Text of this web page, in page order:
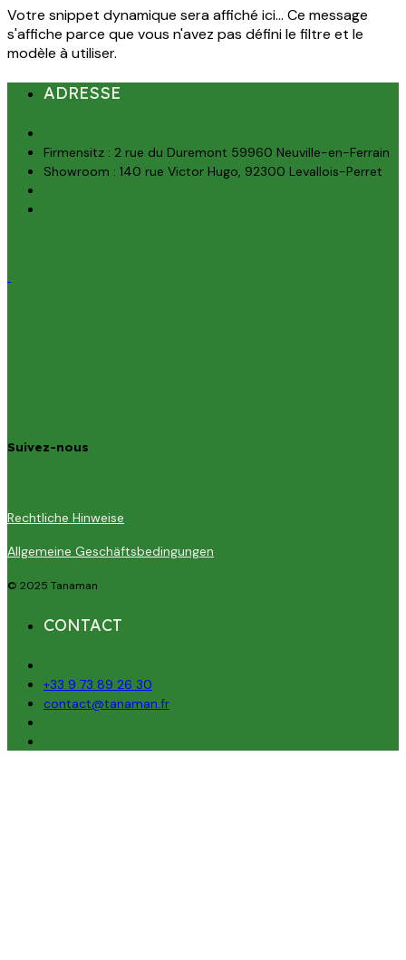
Votre snippet dynamique sera affiché ici... Ce message
s'affiche parce que vous n'avez pas défini le filtre et le
modèle à utiliser.
ADRESSE
Firmensitz : 2 rue du Duremont 59960 Neuville-en-Ferrain
Showroom : 140 rue Victor Hugo, 92300 Levallois-Perret
Suivez-nous
Rechtliche Hinweise
Allgemeine Geschäftsbedingungen
© 2025 Tanaman
CONTACT
+33 9 73 89 26 30
contact@tanaman.fr